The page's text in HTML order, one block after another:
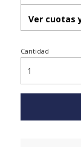
Ver cuotas
Cantidad